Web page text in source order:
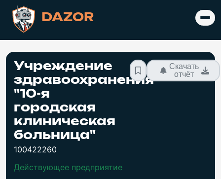
DAZOR
Учреждение
здравоохранения
"10-я
городская
клиническая
больница"
100422260
Скачать
отчёт
Действующее предприятие